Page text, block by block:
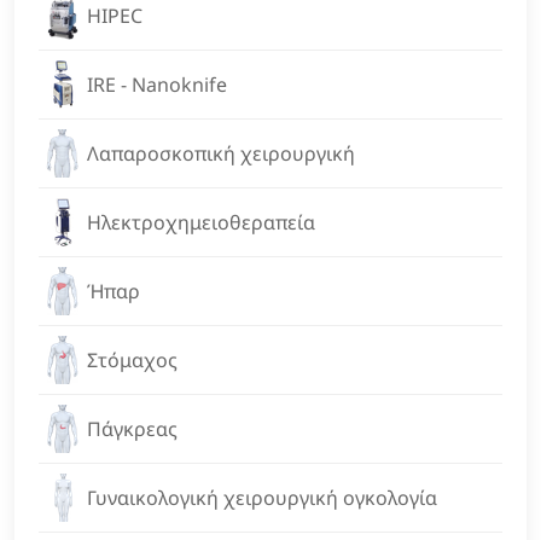
HIPEC
IRE - Nanoknife
Λαπαροσκοπική χειρουργική
Ηλεκτροχημειοθεραπεία
Ήπαρ
Στόμαχος
Πάγκρεας
Γυναικολογική χειρουργική ογκολογία